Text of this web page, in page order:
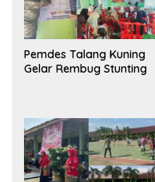
Pemdes Talang Kuning
Gelar Rembug Stunting